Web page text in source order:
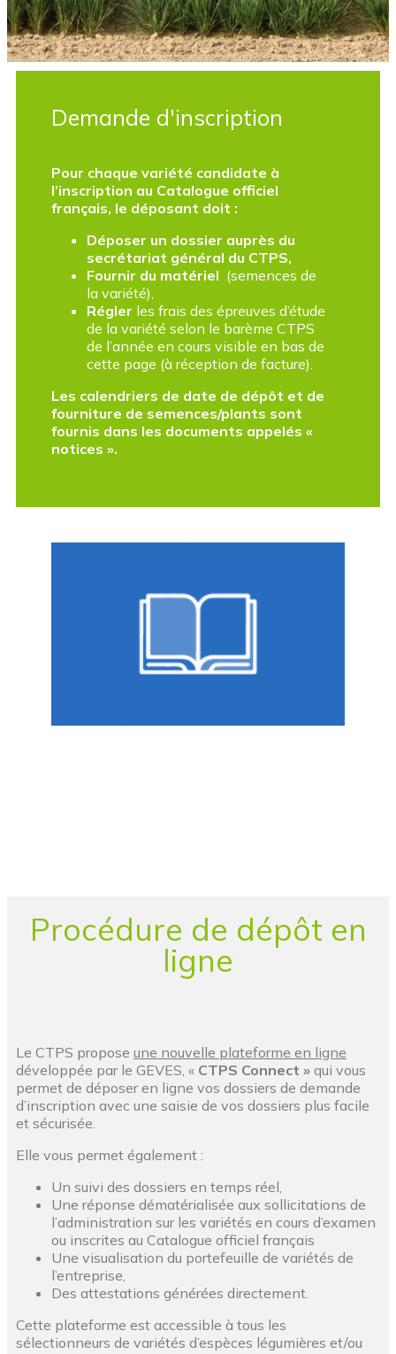
Demande d'inscription​
Pour chaque variété candidate à
l’inscription au Catalogue officiel
français, le déposant doit :
Déposer un dossier auprès du
secrétariat général du CTPS,
Fournir du matériel (semences de
la variété),
Régler les frais des épreuves d’étude
de la variété selon le barème CTPS
de l’année en cours visible en bas de
cette page (à réception de facture).
Les calendriers de date de dépôt et de
fourniture de semences/plants sont
fournis dans les documents appelés «
notices ».
Procédure de dépôt en
ligne​
Le CTPS propose une nouvelle plateforme en ligne
développée par le GEVES, « CTPS Connect » qui vous
permet de déposer en ligne vos dossiers de demande
d’inscription avec une saisie de vos dossiers plus facile
et sécurisée.
Elle vous permet également :
Un suivi des dossiers en temps réel,
Une réponse dématérialisée aux sollicitations de
l’administration sur les variétés en cours d’examen
ou inscrites au Catalogue officiel français
Une visualisation du portefeuille de variétés de
l’entreprise,
Des attestations générées directement.
Cette plateforme est accessible à tous les
sélectionneurs de variétés d’espèces légumières et/ou